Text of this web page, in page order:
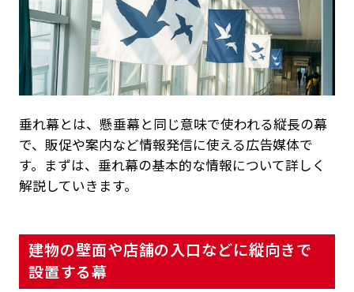
垂れ幕とは、懸垂幕と同じ意味で使われる縦長の幕
で、販促や案内など情報発信に使える広告媒体で
す。まずは、垂れ幕の基本的な情報について詳しく
解説していきます。
建物の壁面や店舗の入口などに縦向きで
設置する幕